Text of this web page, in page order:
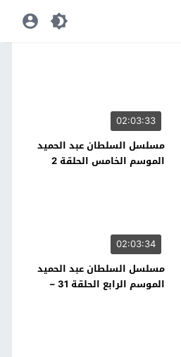
02:03:33
مسلسل السلطان عبد الحميد
الموسم الخامس الحلقة 2
02:03:34
مسلسل السلطان عبد الحميد
الموسم الرابع الحلقة 31 –